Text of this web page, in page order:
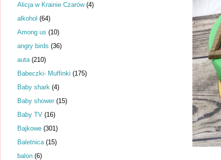
Alicja w Krainie Czarów (4)
alkohol (64)
Among us (10)
angry birds (36)
auta (210)
Babeczki- Muffinki (175)
Baby shark (4)
Baby shower (15)
Baby TV (16)
Bajkowe (301)
Baletnica (15)
balon (6)